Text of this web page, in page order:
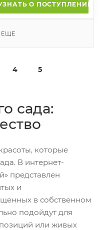
О ПОСТУПЛЕНИИ
ЕЩЕ
4 5
сада:
которые
В интернет-
представлен
и
в собственном
подойдут для
или живых